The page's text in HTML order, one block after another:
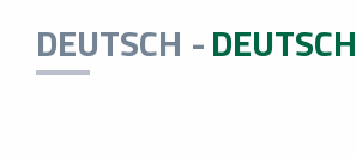
DEUTSCH -DEUTSCH